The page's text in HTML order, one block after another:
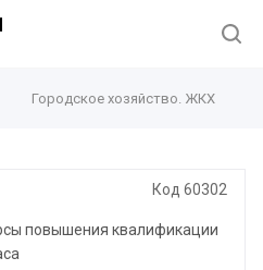
Городское хозяйство. ЖКХ
Код 60302
повышения квалификации